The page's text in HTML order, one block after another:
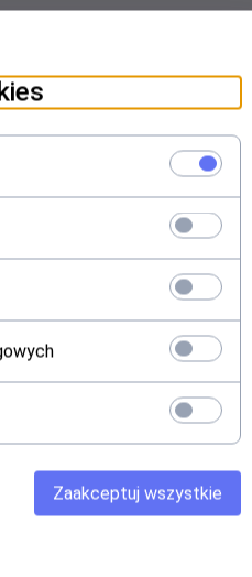
kosmetycznej
Produkt dostępny!
PLN
Zaakceptuj wszystkie